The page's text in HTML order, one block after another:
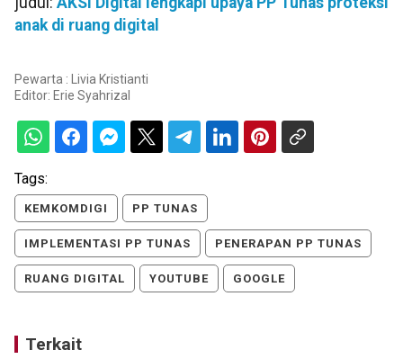
anak di ruang digital
Pewarta : Livia Kristianti
Editor: Erie Syahrizal
Tags:
KEMKOMDIGI PP TUNAS
IMPLEMENTASI PP TUNAS PENERAPAN PP TUNAS
RUANG DIGITAL YOUTUBE GOOGLE
Terkait